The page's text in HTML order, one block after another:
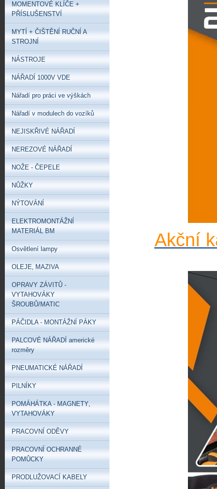
Akční
MOMENTOVÉ KLÍČE +
PŘÍSLUŠENSTVÍ
MYTÍ + ČIŠTĚNÍ RUČNÍ A
STROJNÍ
NÁSTROJE
NÁŘADÍ 1000V VDE
Nářadí pro práci ve výškách
Nářadí v modulech do vozíků
NEJISKŘIVÉ NÁŘADÍ
NEREZOVÉ NÁŘADÍ
NOŽE - ČEPELE
NŮŽKY
NÝTOVÁNÍ
ELEKTROMONTÁŽNÍ
MATERIÁL BM
Osvětlení lampy
OLEJE‚ MAZIVA
OPRAVY ZÁVITŮ -
VYTAHOVÁKY
ŠROUBŮ/MATIC
PÁČIDLA - MONTÁŽNÍ PÁKY
PALCOVÉ NÁŘADÍ americké
rozměry
PNEUMATICKÉ NÁŘADÍ
PILNÍKY
POMÁHÁTKA - MAGNETY‚
VYTAHOVÁKY
PRACOVNÍ ODĚVY
PRACOVNÍ OCHRANNÉ
POMŮCKY
PRODLUŽOVACÍ KABELY